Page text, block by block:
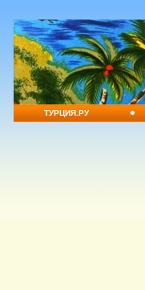
ТУРЦИЯ.РУ •